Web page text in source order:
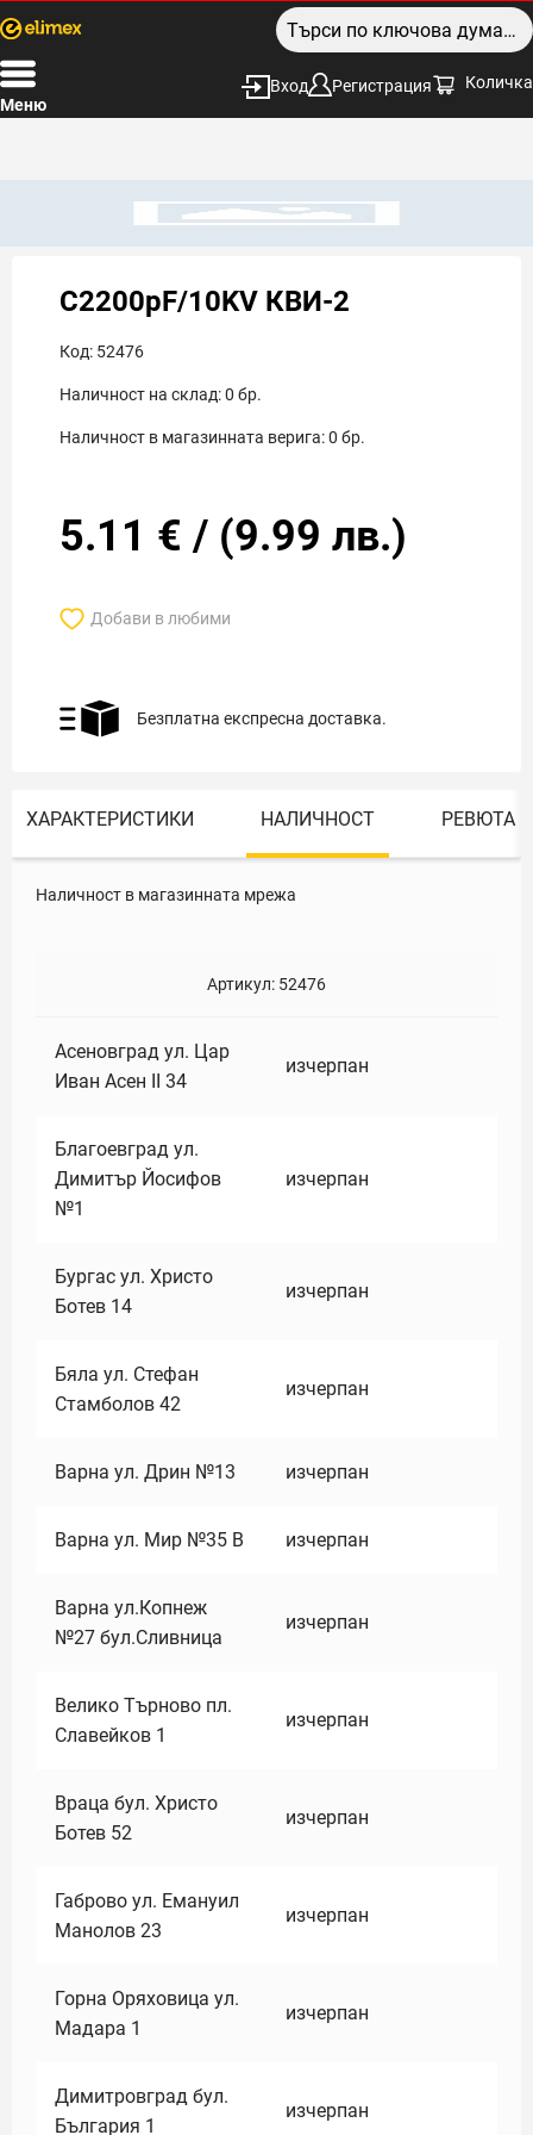
Меню
Вход Регистрация Количка
C2200pF/10KV КВИ-2
Код: 52476
Наличност на склад:0 бр.
Наличност в магазинната верига:0 бр.
5.11 € / (9.99 лв.)
Добави в любими
Безплатна експресна доставка.
ХАРАКТЕРИСТИКИ НАЛИЧНОСТ РЕВЮТА
Наличност в магазинната мрежа
Артикул: 52476
Асеновград ул. Цар
Иван Асен II 34
изчерпан
Благоевград ул.
Димитър Йосифов
№1
изчерпан
Бургас ул. Христо
Ботев 14
изчерпан
Бяла ул. Стефан
Стамболов 42
изчерпан
Варна ул. Дрин №13 изчерпан
Варна ул. Мир №35 В изчерпан
Варна ул.Копнеж
№27 бул.Сливница
изчерпан
Велико Търново пл.
Славейков 1
изчерпан
Враца бул. Христо
Ботев 52
изчерпан
Габрово ул. Емануил
Манолов 23
изчерпан
Горна Оряховица ул.
Мадара 1
изчерпан
Димитровград бул.
България 1
изчерпан